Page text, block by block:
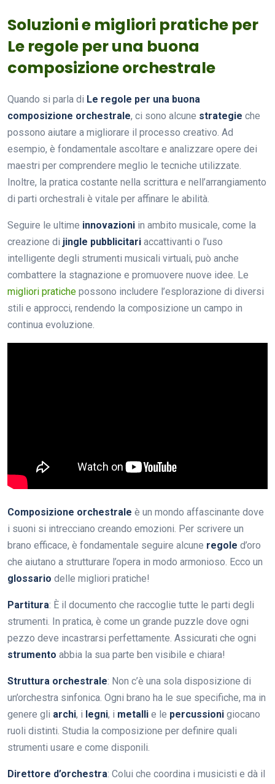
Soluzioni e migliori pratiche per
Le regole per una buona
composizione orchestrale
Quando si parla di Le regole per una buona
composizione orchestrale, ci sono alcune strategie che
possono aiutare a migliorare il processo creativo. Ad
esempio, è fondamentale ascoltare e analizzare opere dei
maestri per comprendere meglio le tecniche utilizzate.
Inoltre, la pratica costante nella scrittura e nell’arrangiamento
di parti orchestrali è vitale per affinare le abilità.
Seguire le ultime innovazioni in ambito musicale, come la
creazione di jingle pubblicitari accattivanti o l’uso
intelligente degli strumenti musicali virtuali, può anche
combattere la stagnazione e promuovere nuove idee. Le
migliori pratiche possono includere l’esplorazione di diversi
stili e approcci, rendendo la composizione un campo in
continua evoluzione.
Composizione orchestrale è un mondo affascinante dove
i suoni si intrecciano creando emozioni. Per scrivere un
brano efficace, è fondamentale seguire alcune regole d’oro
che aiutano a strutturare l’opera in modo armonioso. Ecco un
glossario delle migliori pratiche!
Partitura: È il documento che raccoglie tutte le parti degli
strumenti. In pratica, è come un grande puzzle dove ogni
pezzo deve incastrarsi perfettamente. Assicurati che ogni
strumento abbia la sua parte ben visibile e chiara!
Struttura orchestrale: Non c’è una sola disposizione di
un’orchestra sinfonica. Ogni brano ha le sue specifiche, ma in
genere gli archi, i legni, i metalli e le percussioni giocano
ruoli distinti. Studia la composizione per definire quali
strumenti usare e come disponili.
Direttore d’orchestra: Colui che coordina i musicisti e dà il